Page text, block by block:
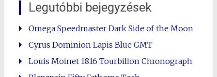
Legutóbbi bejegyzések
Omega Speedmaster Dark Side of the Moon
Cyrus Dominion Lapis Blue GMT
Louis Moinet 1816 Tourbillon Chronograph